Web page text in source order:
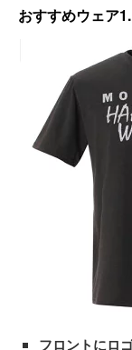
おすすめウェア
フロントにロ